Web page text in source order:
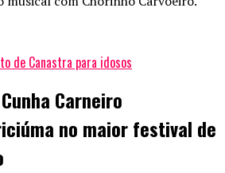
de Canastra para idosos
Carneiro
no maior festival de